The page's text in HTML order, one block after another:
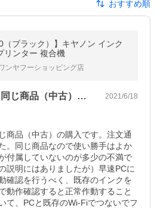
おすすめ順
（ブラック）】キヤノン インク
リンター 複合機
ンヤフーショッピング店
既存のプリンターと同じ商品（中古）の購… 2021/6/18
商品（中古）の購入です。注文通
。同じ商品なので使い勝手はよか
付属していないのが多少の不満で
説明にはありましたが）早速PCに
確認を行うべく、既存のインクを
動作確認すると正常作動すること
て、PCと既存のWi-Fiでつないでフ